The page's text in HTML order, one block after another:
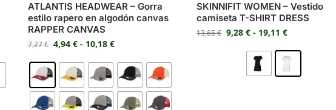
ATLANTIS HEADWEAR – Gorra
estilo rapero en algodón canvas
RAPPER CANVAS
7,27€ 4,94 € - 10,18 €
SKINNIFIT WOMEN – Vestido
camiseta T-SHIRT DRESS
13,65€ 9,28€ - 19,11€